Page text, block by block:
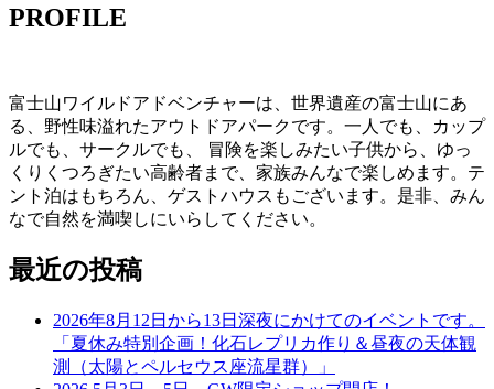
PROFILE
富士山ワイルドアドベンチャーは、世界遺産の富士山にあ
る、野性味溢れたアウトドアパークです。一人でも、カップ
ルでも、サークルでも、 冒険を楽しみたい子供から、ゆっ
くりくつろぎたい高齢者まで、家族みんなで楽しめます。テ
ント泊はもちろん、ゲストハウスもございます。是非、みん
なで自然を満喫しにいらしてください。
最近の投稿
2026年8月12日から13日深夜にかけてのイベントです。
「夏休み特別企画！化石レプリカ作り＆昼夜の天体観
測（太陽とペルセウス座流星群）」